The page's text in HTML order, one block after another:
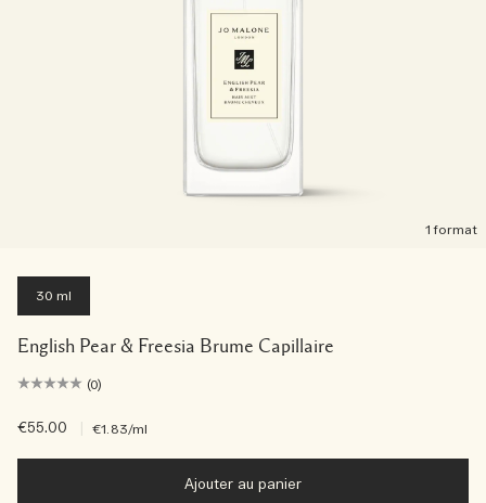
1 format
30 ml
English Pear & Freesia Brume Capillaire
(0)
€55.00 €1.83/ml
Ajouter au panier